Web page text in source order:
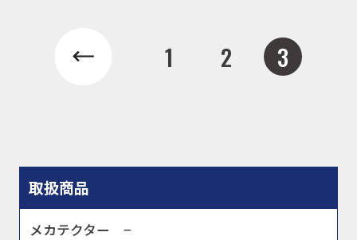
イベント
お問合せ
取扱商品
メカテクター −
1 2 3